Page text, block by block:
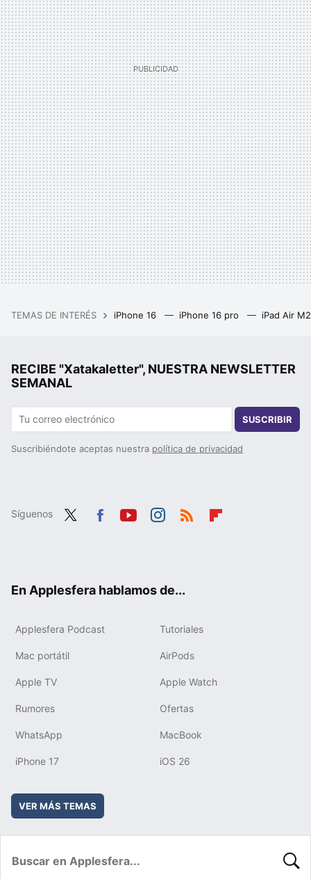
TEMAS DE INTERÉS iPhone 16 iPhone 16 pro iPad Air
RECIBE "Xatakaletter", NUESTRA NEWSLETTER
SEMANAL
SUSCRIBIR
Suscribiéndote aceptas nuestra política de privacidad
Síguenos
En Applesfera hablamos de...
Applesfera Podcast Tutoriales
Mac portátil AirPods
Apple TV Apple Watch
Rumores Ofertas
WhatsApp MacBook
iPhone 17 iOS 26
VER MÁS TEMAS